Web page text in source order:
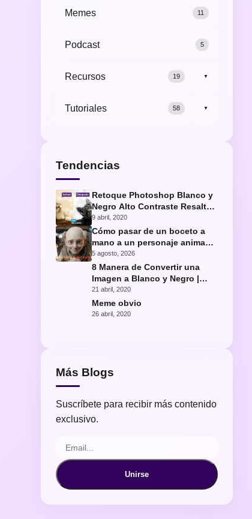
Memes 11
Podcast 5
Recursos 19 ▼
Tutoriales 58 ▼
Tendencias
Retoque Photoshop Blanco y
Negro Alto Contraste Resaltar
Ojos Gato
9 abril, 2020
Cómo pasar de un boceto a
mano a un personaje animado
con IA
5 agosto, 2026
8 Manera de Convertir una
Imagen a Blanco y Negro |
Fácil Photoshop
21 abril, 2020
Meme obvio
26 abril, 2020
Más Blogs
Suscríbete para recibir más contenido
exclusivo.
Unirse